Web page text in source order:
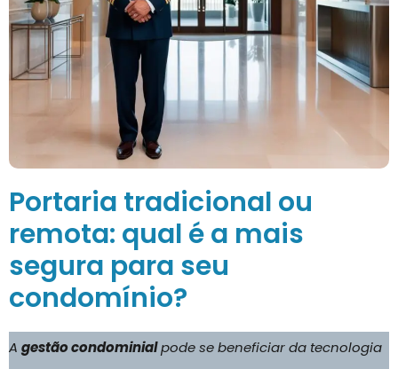
Portaria tradicional ou
remota: qual é a mais
segura para seu
condomínio?
A gestão condominialpode se beneficiar da tecnologia